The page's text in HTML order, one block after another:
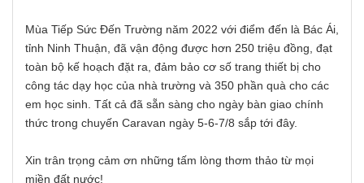
Mùa Tiếp Sức Đến Trường năm 2022 với điểm đến là Bác Ái,
tỉnh Ninh Thuận, đã vận động được hơn 250 triệu đồng, đạt
toàn bộ kế hoạch đặt ra, đảm bảo cơ số trang thiết bị cho
công tác dạy học của nhà trường và 350 phần quà cho các
em học sinh. Tất cả đã sẵn sàng cho ngày bàn giao chính
thức trong chuyến Caravan ngày 5-6-7/8 sắp tới đây.
Xin trân trọng cảm ơn những tấm lòng thơm thảo từ mọi
miền đất nước!